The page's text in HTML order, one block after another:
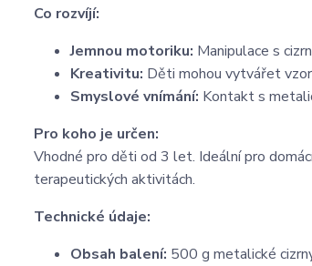
Co rozvíjí:
Jemnou motoriku: Manipulace s
Kreativitu: Děti mohou vytvářet
Smyslové vnímání: Kontakt s
Pro koho je určen:
Vhodné pro děti od 3 let. Ideální pro
terapeutických aktivitách.
Technické údaje:
Obsah balení: 500 g metalické